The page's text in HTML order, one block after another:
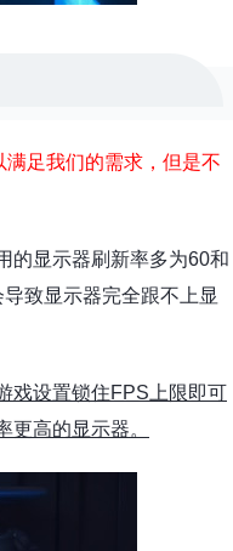
足我们的需求，但是不
的显示器刷新率多为60和
致显示器完全跟不上显
戏设置锁住FPS上限即可
高的显示器。